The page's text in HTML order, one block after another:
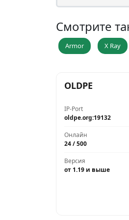
Смотрите
Armor X Ray
OLDPE
IP-Port
oldpe.org:19132
Онлайн
24 / 500
Версия
от 1.19 и выше